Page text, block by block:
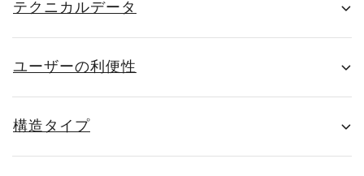
テクニカルデータ
ユーザーの利便性
構造タイプ